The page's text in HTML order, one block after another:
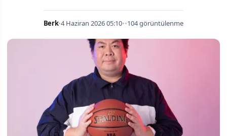
Berk•4 Haziran 2026 05:10••104 görüntülenme